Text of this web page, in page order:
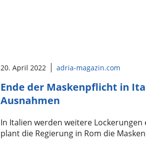
20. April 2022 adria-magazin.com
Ende der Maskenpflicht in
Ausnahmen
In Italien werden weitere
plant die Regierung in Rom die